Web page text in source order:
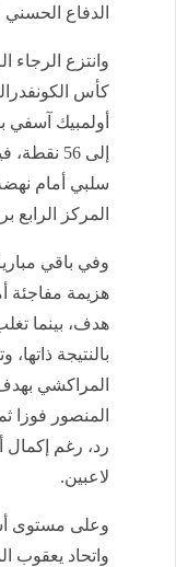
الدفاع
وانتزع الرجاء
كأس
أولمبيك آسفي
إلى 56
سلبي أمام
المركز الرابع برصيد
وفي باقي
هزيمة مفاجئة
هدف، بينما
بالنتيجة
المراكشي
المنصور فوزا
رد، رغم إكمال
لاعبين.
وعلى مستوى
واتحاد يعقوب